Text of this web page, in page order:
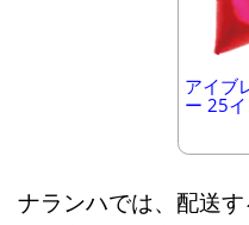
アイブ
ー 25
ナランハでは、配送